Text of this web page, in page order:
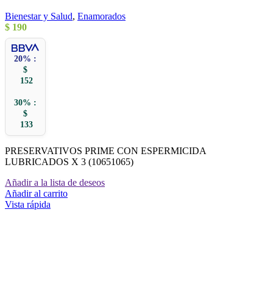
Bienestar y Salud, Enamorados
$ 190
20% :
$
152
30% :
$
133
PRESERVATIVOS PRIME CON ESPERMICIDA
LUBRICADOS X 3 (10651065)
Añadir a la lista de deseos
Añadir al carrito
Vista rápida